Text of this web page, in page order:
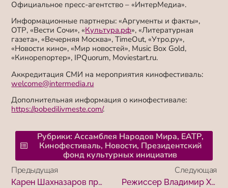
Официальное пресс-агентство – «ИнтерМедиа».
Информационные партнеры: «Аргументы и факты»,
ОТР, «Вести Сочи», «Культура.рф», «Литературная
газета», «Вечерняя Москва», TimeOut, «Утро.ру»,
«Новости кино», «Мир новостей», Music Box Gold,
«Кинорепортер», IPQuorum, Moviestart.ru.
Аккредитация СМИ на мероприятия кинофестиваль:
welcome@intermedia.ru
Дополнительная информация о кинофестивале:
https://pobedilivmeste.com/.
Рубрики: Ассамблея Народов Мира, ЕАТР,
Кинофестиваль, Новости, Президентский
фонд культурных инициатив
Предыдущая
Карен Шахназаров приветствует участников и организаторов кинофестиваля «Победили вместе»
Следующая
Режиссер Владимир Хотиненко: “Смысл фестиваля «Победили вместе» открывается в самом его названии”